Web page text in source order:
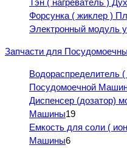
Тэн ( нагреватель )
Форсунка ( жиклер )
Электронный модуль
Запчасти для
Водораспределитель
Посудомоечной
Диспенсер (дозатор)
Машины19
Емкость для соли (
Машины6